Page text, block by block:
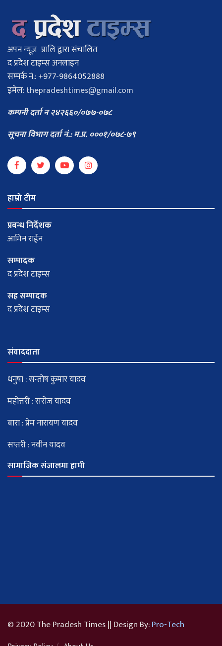
अपन न्यूज प्रालि द्वारा संचालित
द प्रदेश टाइम्स अनलाइन
सम्पर्क नं.: +977-9864052888
इमेल:thepradeshtimes@gmail.com
कम्पनी दर्ता न २४२६६०/०७७-०७८
सूचना विभाग दर्ता नं.: म.प्र. ०००१/०७८-७९
हाम्रो टीम
प्रबन्ध निर्देशक
आमिन राईन
सम्पादक
द प्रदेश टाइम्स
सह सम्पादक
द प्रदेश टाइम्स
संवाददाता
धनुषा : सन्तोष कुमार यादव
महोत्तरी : सरोज यादव
बारा : प्रेम नारायण यादव
सप्तरी : नवीन यादव
सामाजिक संजालमा हामी
© 2020 The Pradesh Times || Design By:Pro-Tech